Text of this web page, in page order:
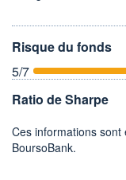
Risque du fonds
5/7
Ratio de Sharpe
Ces informations
BoursoBank.